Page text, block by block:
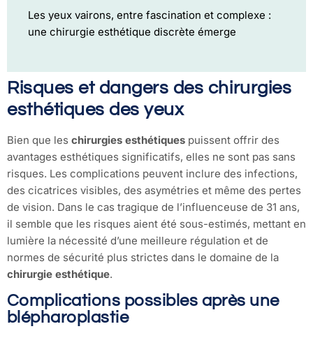
Les yeux vairons, entre fascination et complexe :
une chirurgie esthétique discrète émerge
Risques et dangers des chirurgies
esthétiques des yeux
Bien que les chirurgies esthétiques puissent offrir des
avantages esthétiques significatifs, elles ne sont pas sans
risques. Les complications peuvent inclure des infections,
des cicatrices visibles, des asymétries et même des pertes
de vision. Dans le cas tragique de l’influenceuse de 31 ans,
il semble que les risques aient été sous-estimés, mettant en
lumière la nécessité d’une meilleure régulation et de
normes de sécurité plus strictes dans le domaine de la
chirurgie esthétique.
Complications possibles après une
blépharoplastie